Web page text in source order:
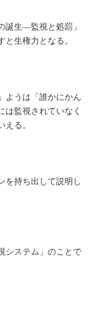
誕生―監視と処罰」
生権力となる。
ようは「誰かにかん
は監視されていなく
る。
を持ち出して説明し
システム」のことで